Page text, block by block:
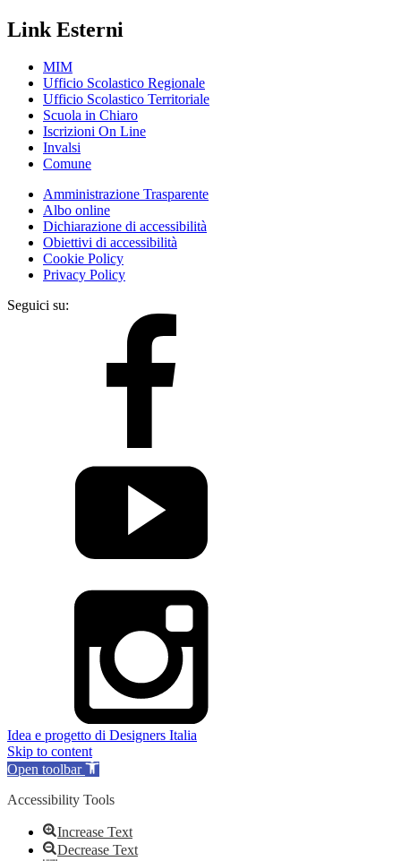
Link Esterni
MIM
Ufficio Scolastico Regionale
Ufficio Scolastico Territoriale
Scuola in Chiaro
Iscrizioni On Line
Invalsi
Comune
Amministrazione Trasparente
Albo online
Dichiarazione di accessibilità
Obiettivi di accessibilità
Cookie Policy
Privacy Policy
Seguici su:
Idea e progetto di Designers Italia
Skip to content
Open toolbar
Accessibility Tools
Increase Text
Decrease Text